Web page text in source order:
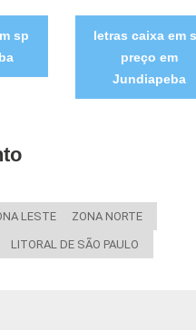
sp
letras caixa em
preço em
Jundiapeba
LESTE ZONA NORTE
LITORAL DE SÃO PAULO